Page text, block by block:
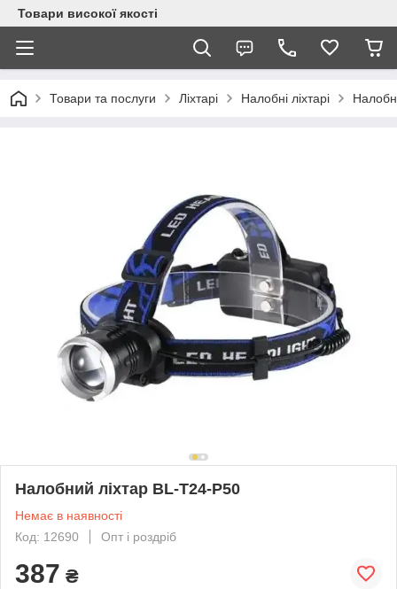
Товари високої якості
Товари та послуги Ліхтарі Налобні ліхтарі
Налобний ліхтар BL-T24-P50
Немає в наявності
Код: 12690
Опт і роздріб
387 ₴